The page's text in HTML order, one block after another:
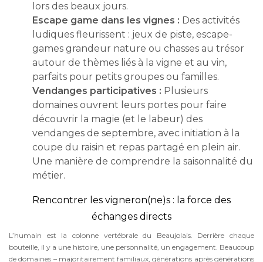
lors des beaux jours.
Escape game dans les vignes : Des activités
ludiques fleurissent : jeux de piste, escape-
games grandeur nature ou chasses au trésor
autour de thèmes liés à la vigne et au vin,
parfaits pour petits groupes ou familles.
Vendanges participatives : Plusieurs
domaines ouvrent leurs portes pour faire
découvrir la magie (et le labeur) des
vendanges de septembre, avec initiation à la
coupe du raisin et repas partagé en plein air.
Une manière de comprendre la saisonnalité du
métier.
Rencontrer les vigneron(ne)s : la force des
échanges directs
L’humain est la colonne vertébrale du Beaujolais. Derrière chaque
bouteille, il y a une histoire, une personnalité, un engagement. Beaucoup
de domaines – majoritairement familiaux, générations après générations